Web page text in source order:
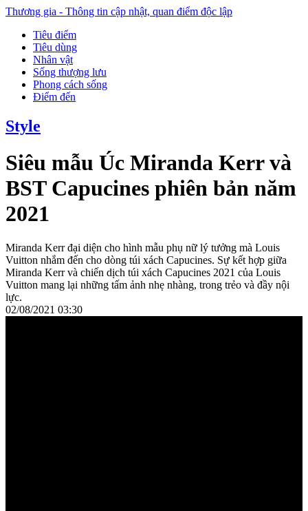
Thương gia - Thông tin cập nhật, quan điểm độc lập
Tiêu điểm
Tiêu dùng
Nhân vật
Sống thượng lưu
Phong cách sống
Điểm đến
Style
Siêu mẫu Úc Miranda Kerr và
BST Capucines phiên bản năm
2021
Miranda Kerr đại diện cho hình mẫu phụ nữ lý tưởng mà Louis
Vuitton nhắm đến cho dòng túi xách Capucines. Sự kết hợp giữa
Miranda Kerr và chiến dịch túi xách Capucines 2021 của Louis
Vuitton mang lại những tấm ảnh nhẹ nhàng, trong trẻo và đầy nội
lực.
02/08/2021 03:30